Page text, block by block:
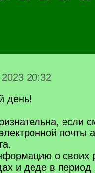
2023 20:32
день!
если
почты
о своих
и деде в период